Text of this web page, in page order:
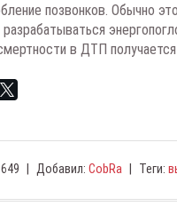
позвонков. Обычно
в ДТП
Добавил: CobRa Теги: